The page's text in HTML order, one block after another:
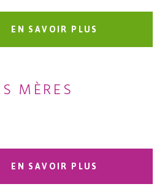
EN SAVOIR PLUS
MÈRES
EN SAVOIR PLUS